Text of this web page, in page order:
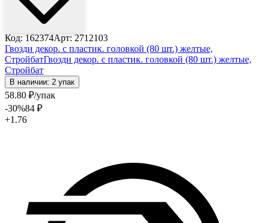
Код: 162374Арт: 2712103
Гвозди декор. с пластик. головкой (80 шт.) желтые,
СтройбатГвозди декор. с пластик. головкой (80 шт.) желтые,
Стройбат
В наличии: 2 упак
58.80 ₽/упак
-30%84 ₽
+1.76